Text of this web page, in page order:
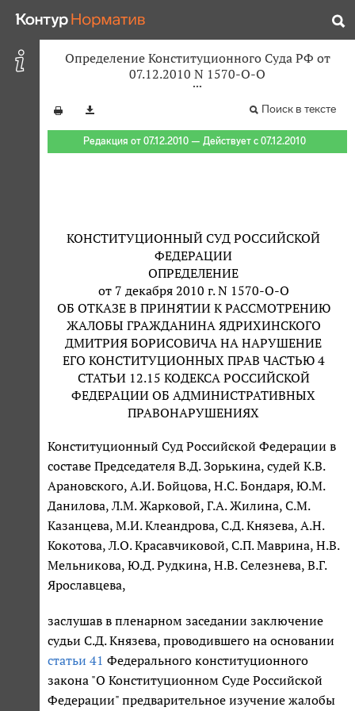
Определение Конституционного Суда РФ от
07.12.2010 N 1570-О-О
Поиск в тексте
Редакция от 07.12.2010 — Действует с 07.12.2010
КОНСТИТУЦИОННЫЙ СУД РОССИЙСКОЙ
ФЕДЕРАЦИИ
ОПРЕДЕЛЕНИЕ
от 7 декабря 2010 г. N 1570-О-О
ОБ ОТКАЗЕ В ПРИНЯТИИ К РАССМОТРЕНИЮ
ЖАЛОБЫ ГРАЖДАНИНА ЯДРИХИНСКОГО
ДМИТРИЯ БОРИСОВИЧА НА НАРУШЕНИЕ
ЕГО КОНСТИТУЦИОННЫХ ПРАВ ЧАСТЬЮ 4
СТАТЬИ 12.15 КОДЕКСА РОССИЙСКОЙ
ФЕДЕРАЦИИ ОБ АДМИНИСТРАТИВНЫХ
ПРАВОНАРУШЕНИЯХ
Конституционный Суд Российской Федерации в
составе Председателя В.Д. Зорькина, судей К.В.
Арановского, А.И. Бойцова, Н.С. Бондаря, Ю.М.
Данилова, Л.М. Жарковой, Г.А. Жилина, С.М.
Казанцева, М.И. Клеандрова, С.Д. Князева, А.Н.
Кокотова, Л.О. Красавчиковой, С.П. Маврина, Н.В.
Мельникова, Ю.Д. Рудкина, Н.В. Селезнева, В.Г.
Ярославцева,
заслушав в пленарном заседании заключение
судьи С.Д. Князева, проводившего на основании
статьи 41 Федерального конституционного
закона "О Конституционном Суде Российской
Федерации" предварительное изучение жалобы